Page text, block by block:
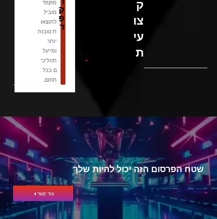
ק
צו
עי
ת
ק
פ
ד
מוקפד
מוביל
לתוצאו
ת טובות
יותר
ומייעל
תהליכי
ם בכל
תחום.
שטח הפרסום הזה יכול להיות שלך
צור קשר